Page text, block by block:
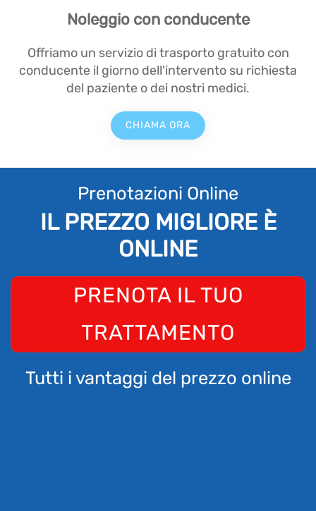
Noleggio con conducente
Offriamo un servizio di trasporto gratuito con
conducente il giorno dell'intervento su richiesta
del paziente o dei nostri medici.
CHIAMA ORA
Prenotazioni Online
IL PREZZO MIGLIORE È
ONLINE
PRENOTA IL TUO
TRATTAMENTO
Tutti i vantaggi del prezzo online